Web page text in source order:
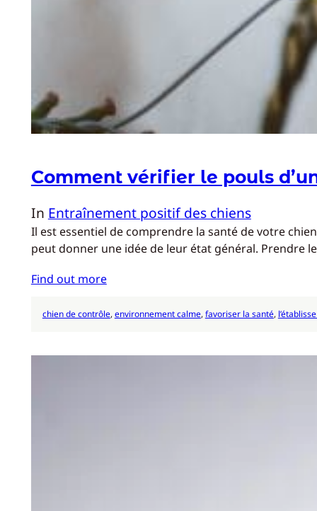
Comment vérifier le pouls
In Entraînement positif des chiens
Il est essentiel de comprendre la santé de votre
peut donner une idée de leur état général. Prendre
Find out more
chien de contrôle, environnement calme, favoriser la santé,